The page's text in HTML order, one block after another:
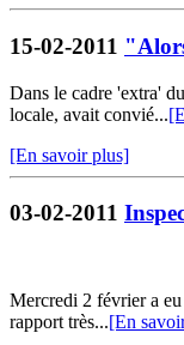
15-02-2011
Dans le cadre 'extra'
locale, avait convié...
[En savoir plus]
03-02-2011
Mercredi 2 février a
rapport très...[En